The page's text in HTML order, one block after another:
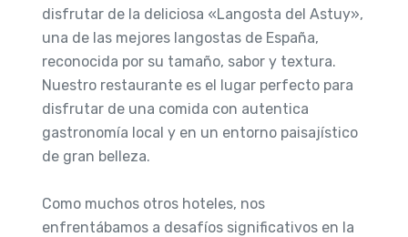
disfrutar de la deliciosa «Langosta del Astuy»,
una de las mejores langostas de España,
reconocida por su tamaño, sabor y textura.
Nuestro restaurante es el lugar perfecto para
disfrutar de una comida con autentica
gastronomía local y en un entorno paisajístico
de gran belleza.
Como muchos otros hoteles, nos
enfrentábamos a desafíos significativos en la